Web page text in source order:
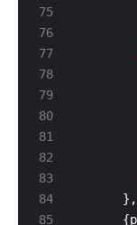
75
76
77
78
79
80
81
83
84
85